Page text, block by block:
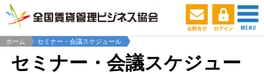
ホーム セミナー・会議スケジュール
セミナー・会議スケジュー